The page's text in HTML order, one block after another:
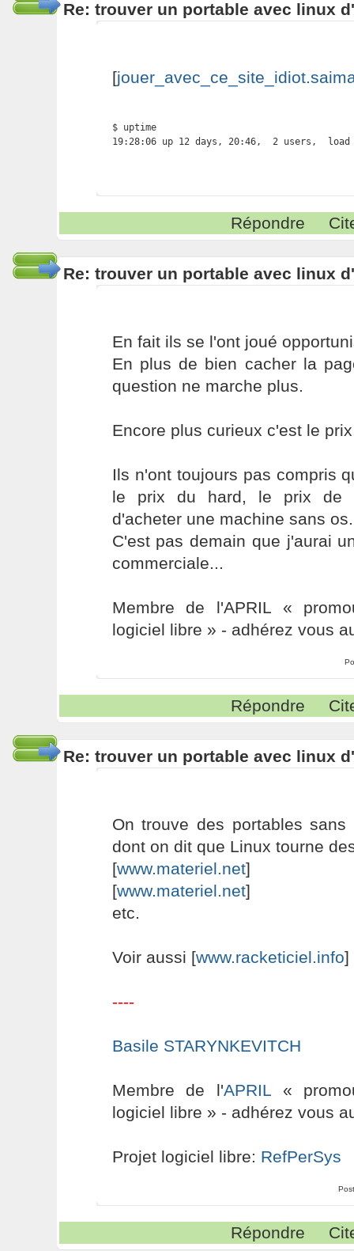
Re: trouver un portable avec linux
[
$ uptime
19:28:06 up 12 days, 20:46,  2 users,  load
Répondre
Re: trouver un portable avec linux
En fait ils se l'ont joué
En plus de bien cacher la
question ne marche plus.
Encore plus curieux c'est le
Ils n'ont toujours pas compris
le prix du hard, le prix de
d'acheter une machine sans os.
C'est pas demain que j'aurai
commerciale...
Membre de l'APRIL «
logiciel libre » - adhérez vous
Répondre
Re: trouver un portable avec linux
On trouve des portables sans
dont on dit que Linux tourne
[www.materiel.net]
[www.materiel.net]
etc.
Voir aussi [www.racketiciel.info]
----
Basile STARYNKEVITCH
Membre de l'APRIL «
logiciel libre » - adhérez vous
Projet logiciel libre: RefPerSys
Répondre